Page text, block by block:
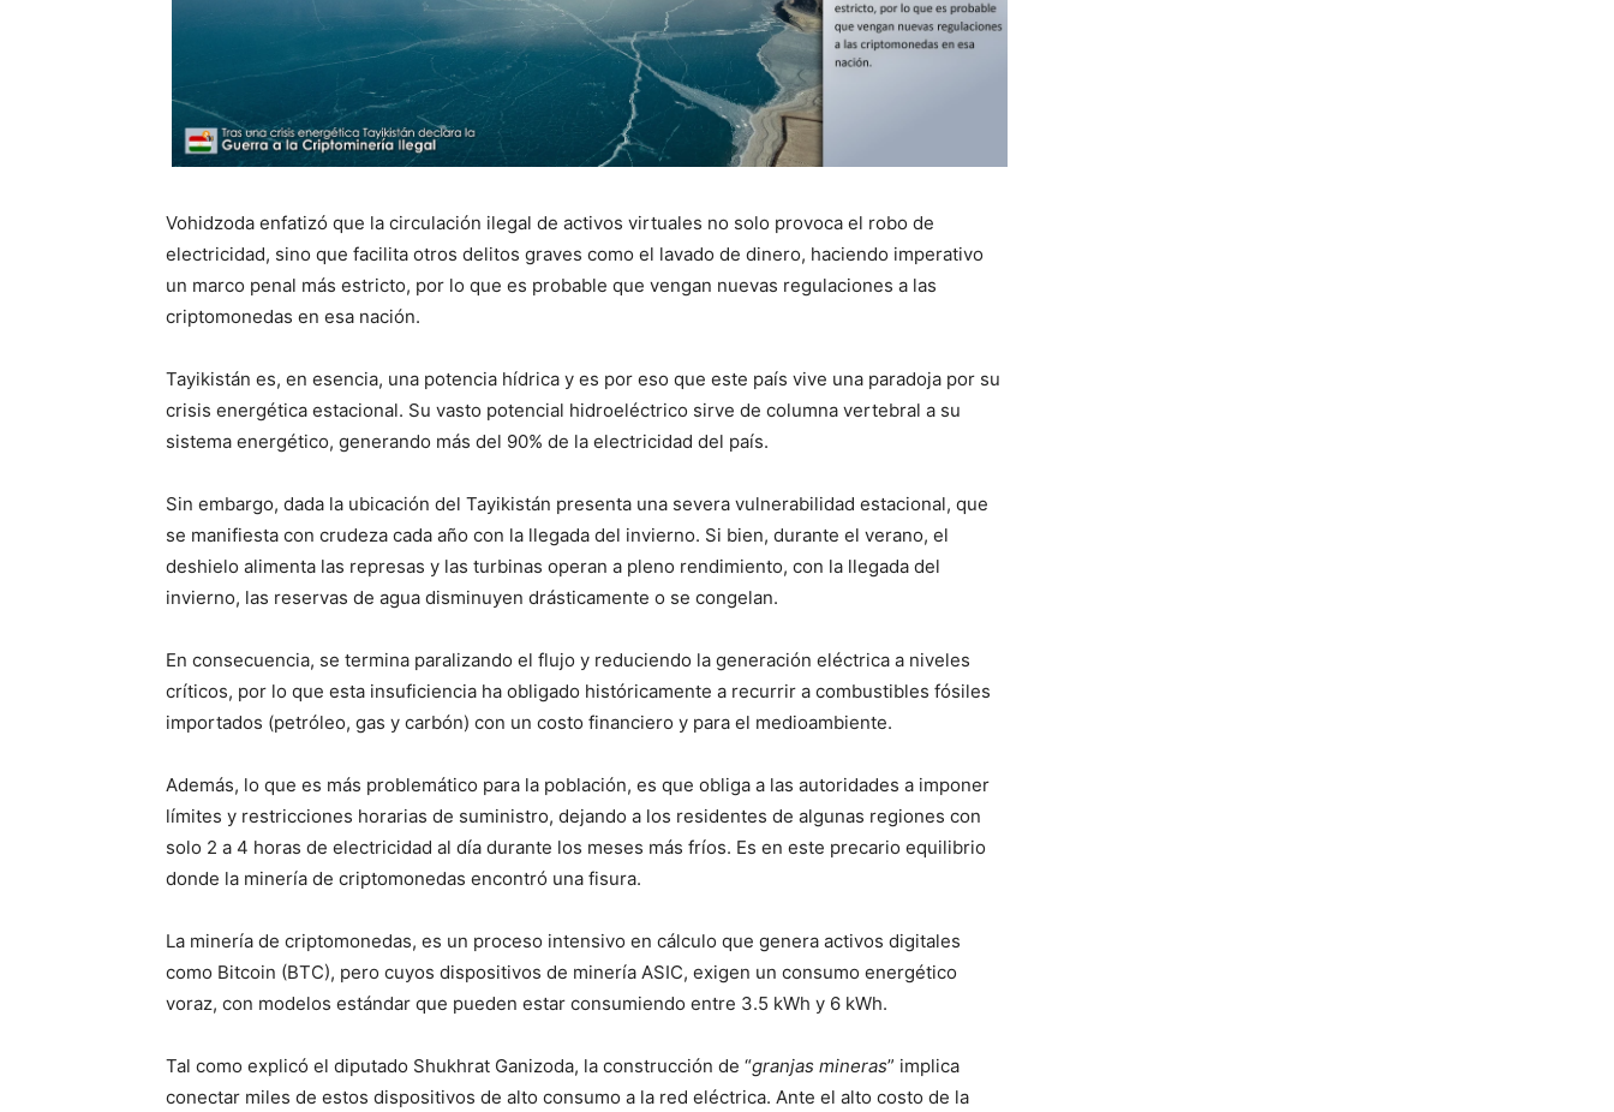
Vohidzoda enfatizó que la circulación ilegal de activos virtuales no solo provoca el robo de
electricidad, sino que facilita otros delitos graves como el lavado de dinero, haciendo imperativo
un marco penal más estricto, por lo que es probable que vengan nuevas regulaciones a las
criptomonedas en esa nación.
Tayikistán es, en esencia, una potencia hídrica y es por eso que este país vive una paradoja por su
crisis energética estacional. Su vasto potencial hidroeléctrico sirve de columna vertebral a su
sistema energético, generando más del 90% de la electricidad del país.
Sin embargo, dada la ubicación del Tayikistán presenta una severa vulnerabilidad estacional, que
se manifiesta con crudeza cada año con la llegada del invierno. Si bien, durante el verano, el
deshielo alimenta las represas y las turbinas operan a pleno rendimiento, con la llegada del
invierno, las reservas de agua disminuyen drásticamente o se congelan.
En consecuencia, se termina paralizando el flujo y reduciendo la generación eléctrica a niveles
críticos, por lo que esta insuficiencia ha obligado históricamente a recurrir a combustibles fósiles
importados (petróleo, gas y carbón) con un costo financiero y para el medioambiente.
Además, lo que es más problemático para la población, es que obliga a las autoridades a imponer
límites y restricciones horarias de suministro, dejando a los residentes de algunas regiones con
solo 2 a 4 horas de electricidad al día durante los meses más fríos. Es en este precario equilibrio
donde la minería de criptomonedas encontró una fisura.
La minería de criptomonedas, es un proceso intensivo en cálculo que genera activos digitales
como Bitcoin (BTC), pero cuyos dispositivos de minería ASIC, exigen un consumo energético
voraz, con modelos estándar que pueden estar consumiendo entre 3.5 kWh y 6 kWh.
Tal como explicó el diputado Shukhrat Ganizoda, la construcción de “granjas mineras” implica
conectar miles de estos dispositivos de alto consumo a la red eléctrica. Ante el alto costo de la